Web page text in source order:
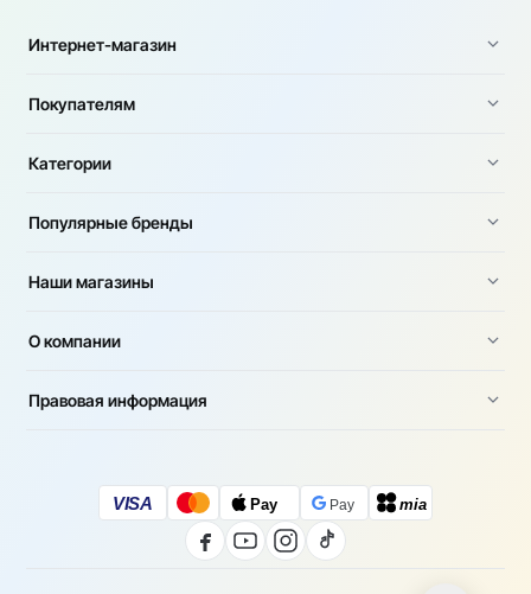
Интернет-магазин
Покупателям
Категории
Популярные бренды
Наши магазины
О компании
Правовая информация
VISA Pay Pay mia